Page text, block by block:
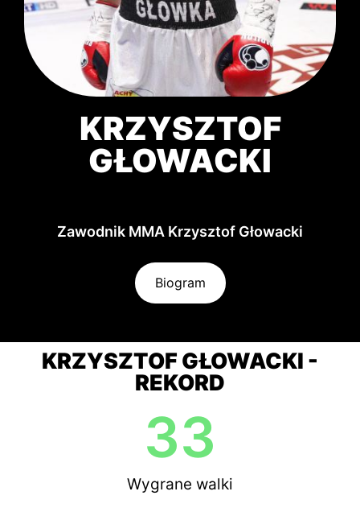
KRZYSZTOF
GŁOWACKI
Zawodnik MMA Krzysztof Głowacki
Biogram
KRZYSZTOF GŁOWACKI -
REKORD
Wygrane walki
33